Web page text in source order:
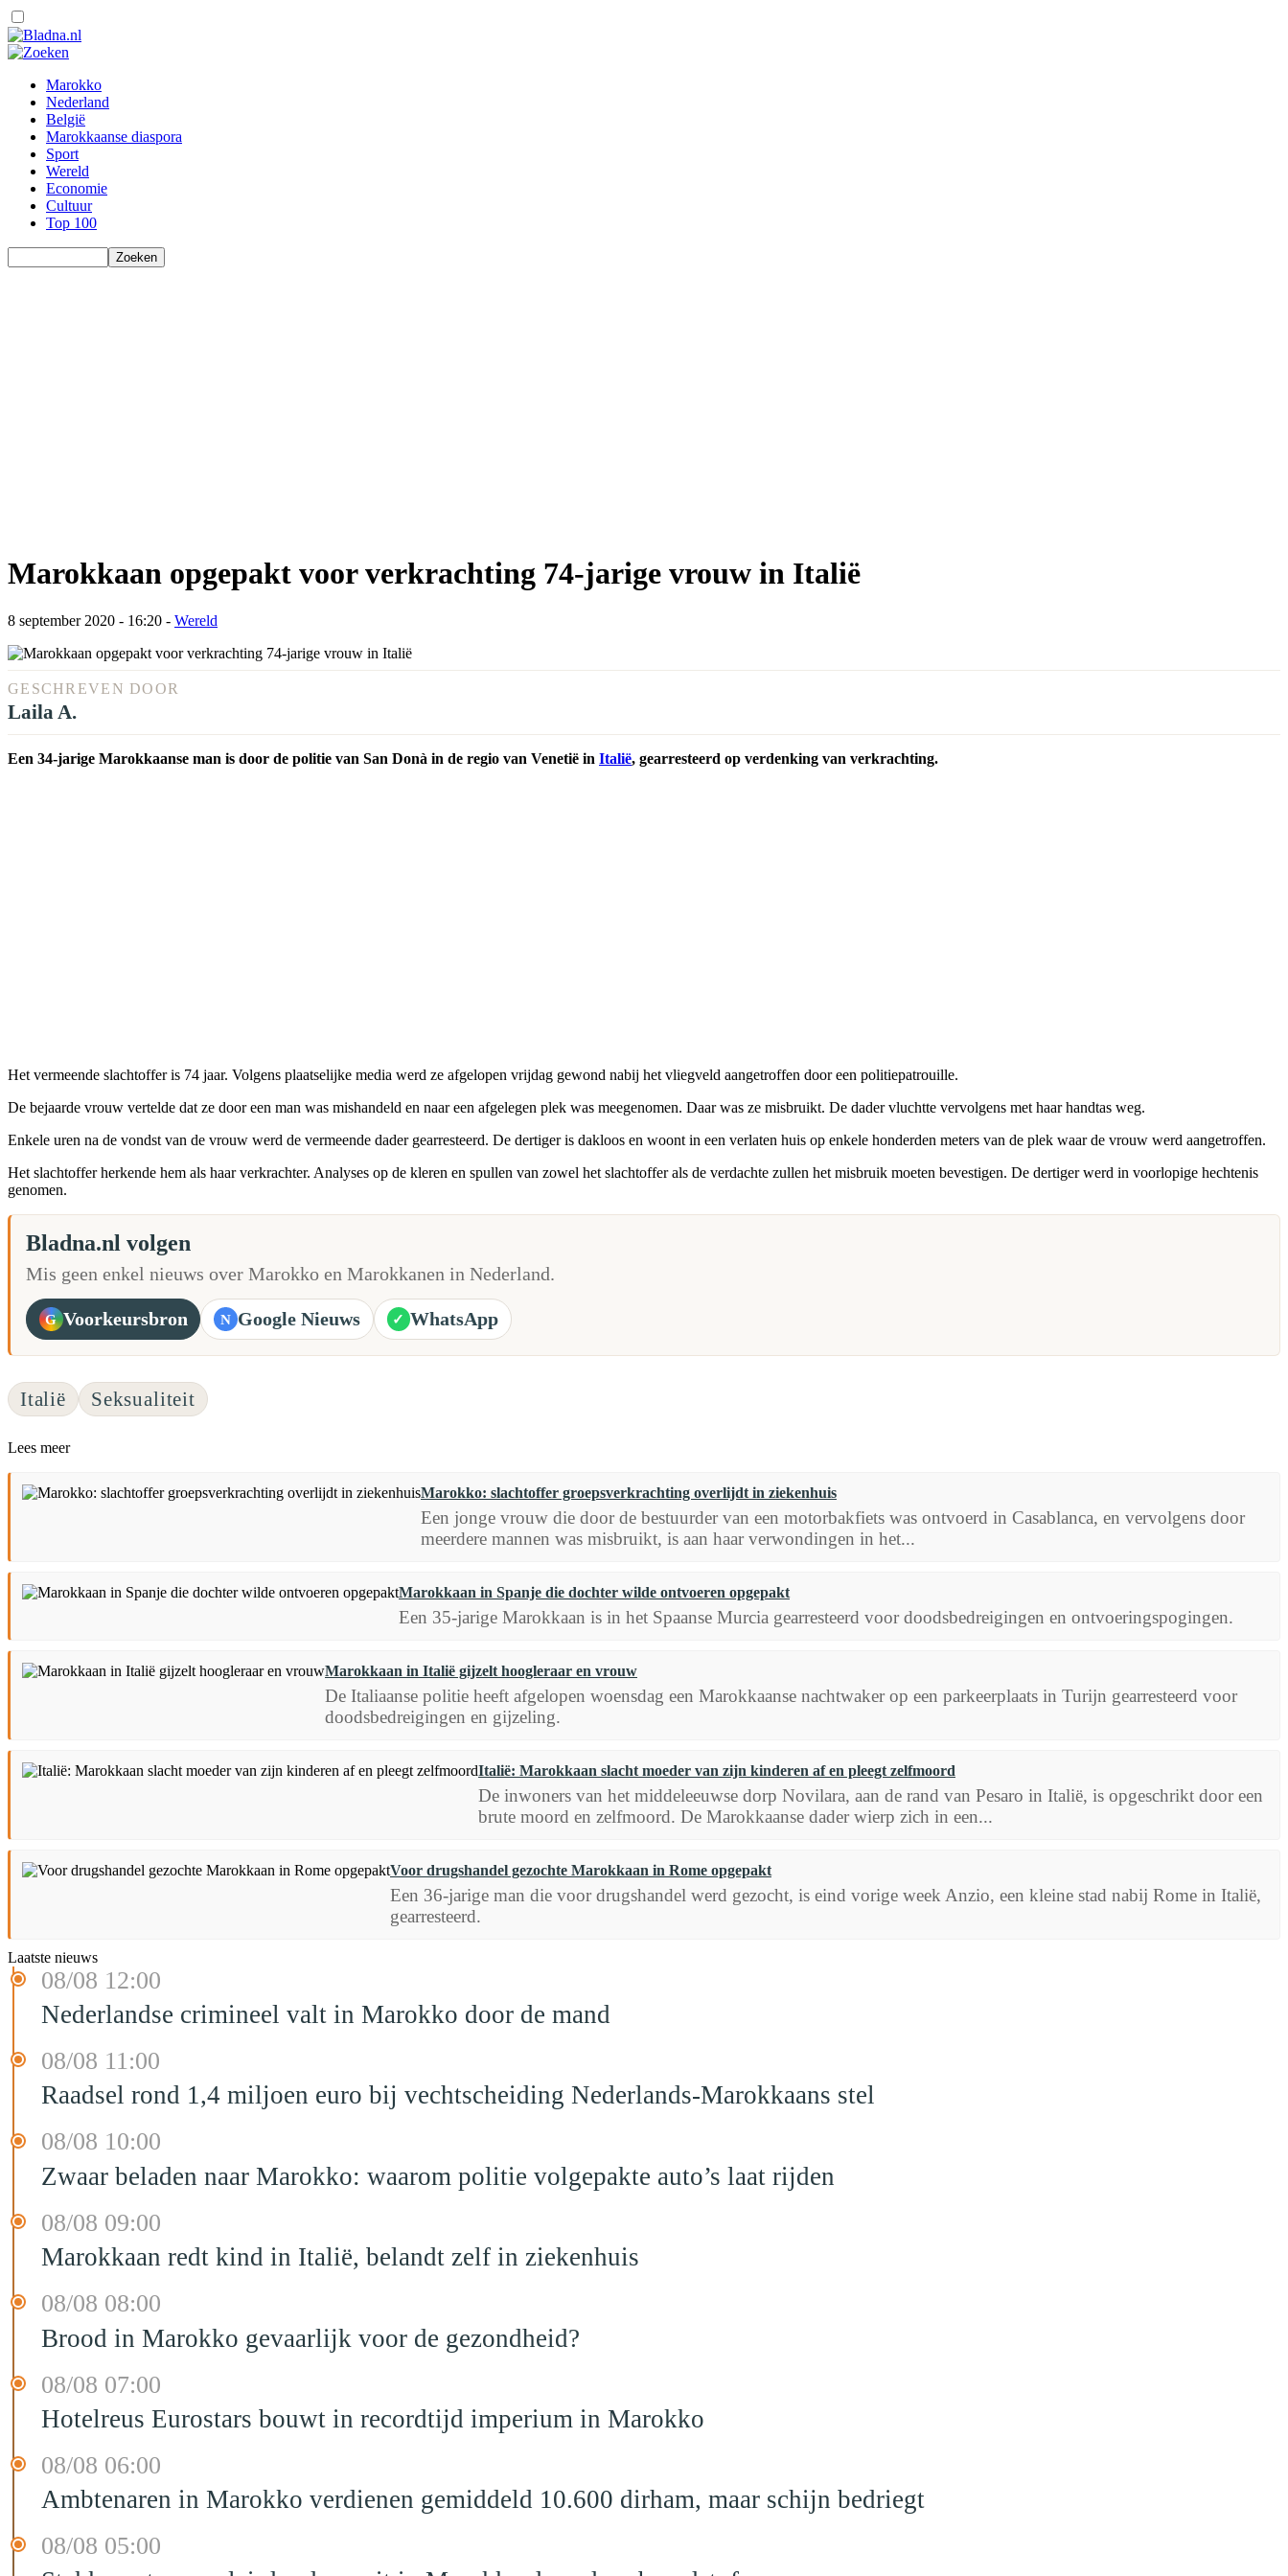
Marokko
Nederland
België
Marokkaanse diaspora
Sport
Wereld
Economie
Cultuur
Top 100
Marokkaan opgepakt voor verkrachting 74-jarige vrouw in Italië
8 september 2020 - 16:20 - Wereld
GESCHREVEN DOOR
Laila A.
Een 34-jarige Marokkaanse man is door de politie van San Donà in de regio van Venetië in Italië, gearresteerd op verdenking van verkrachting.
Het vermeende slachtoffer is 74 jaar. Volgens plaatselijke media werd ze afgelopen vrijdag gewond nabij het vliegveld aangetroffen door een politiepatrouille.
De bejaarde vrouw vertelde dat ze door een man was mishandeld en naar een afgelegen plek was meegenomen. Daar was ze misbruikt. De dader vluchtte vervolgens met haar handtas weg.
Enkele uren na de vondst van de vrouw werd de vermeende dader gearresteerd. De dertiger is dakloos en woont in een verlaten huis op enkele honderden meters van de plek waar de vrouw werd aangetroffen.
Het slachtoffer herkende hem als haar verkrachter. Analyses op de kleren en spullen van zowel het slachtoffer als de verdachte zullen het misbruik moeten bevestigen. De dertiger werd in voorlopige hechtenis
genomen.
Bladna.nl volgen
Mis geen enkel nieuws over Marokko en Marokkanen in Nederland.
G Voorkeursbron N Google Nieuws ✓ WhatsApp
Italië Seksualiteit
Lees meer
Marokko: slachtoffer groepsverkrachting overlijdt in ziekenhuis
Een jonge vrouw die door de bestuurder van een motorbakfiets was ontvoerd in Casablanca, en vervolgens door
meerdere mannen was misbruikt, is aan haar verwondingen in het...
Marokkaan in Spanje die dochter wilde ontvoeren opgepakt
Een 35-jarige Marokkaan is in het Spaanse Murcia gearresteerd voor doodsbedreigingen en ontvoeringspogingen.
Marokkaan in Italië gijzelt hoogleraar en vrouw
De Italiaanse politie heeft afgelopen woensdag een Marokkaanse nachtwaker op een parkeerplaats in Turijn gearresteerd voor
doodsbedreigingen en gijzeling.
Italië: Marokkaan slacht moeder van zijn kinderen af en pleegt zelfmoord
De inwoners van het middeleeuwse dorp Novilara, aan de rand van Pesaro in Italië, is opgeschrikt door een
brute moord en zelfmoord. De Marokkaanse dader wierp zich in een...
Voor drugshandel gezochte Marokkaan in Rome opgepakt
Een 36-jarige man die voor drugshandel werd gezocht, is eind vorige week Anzio, een kleine stad nabij Rome in Italië,
gearresteerd.
Laatste nieuws
08/08 12:00
Nederlandse crimineel valt in Marokko door de mand
08/08 11:00
Raadsel rond 1,4 miljoen euro bij vechtscheiding Nederlands-Marokkaans stel
08/08 10:00
Zwaar beladen naar Marokko: waarom politie volgepakte auto’s laat rijden
08/08 09:00
Marokkaan redt kind in Italië, belandt zelf in ziekenhuis
08/08 08:00
Brood in Marokko gevaarlijk voor de gezondheid?
08/08 07:00
Hotelreus Eurostars bouwt in recordtijd imperium in Marokko
08/08 06:00
Ambtenaren in Marokko verdienen gemiddeld 10.600 dirham, maar schijn bedriegt
08/08 05:00